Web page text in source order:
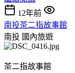
12年前
南投茶二指故事館
南投 國內旅遊
茶二指故事館